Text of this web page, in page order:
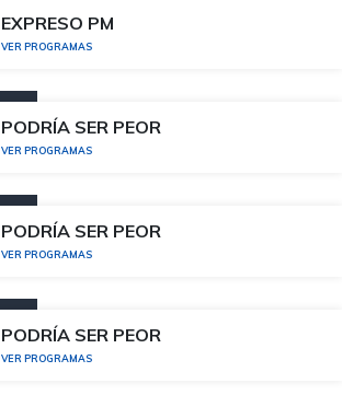
EXPRESO PM
VER PROGRAMAS
PODRÍA SER PEOR
VER PROGRAMAS
PODRÍA SER PEOR
VER PROGRAMAS
PODRÍA SER PEOR
VER PROGRAMAS